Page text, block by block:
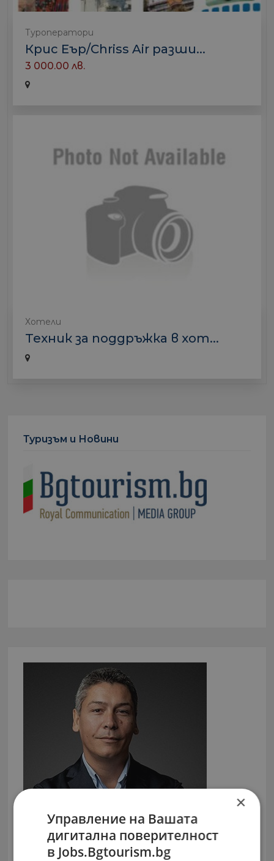
Туроператори
Крис Еър/Chriss Air разши...
3 000.00 лв.
Хотели
Техник за поддръжка в хот...
Туризъм и Новини
×
Управление на Вашата
дигитална поверителност
в Jobs.Bgtourism.bg